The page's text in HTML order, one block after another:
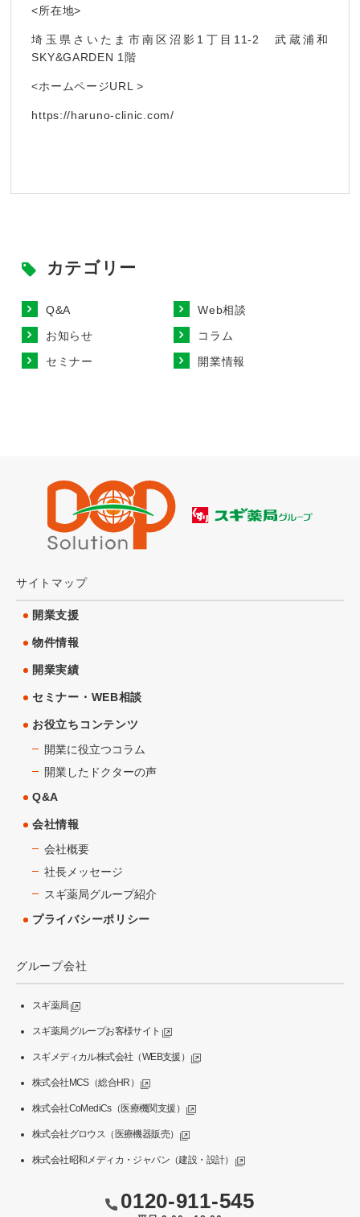
<所在地>
埼玉県さいたま市南区沼影1丁目11-2 武蔵浦和
SKY&GARDEN 1階
<ホームページURL >
https://haruno-clinic.com/
カテゴリー
Q&A
Web相談
お知らせ
コラム
セミナー
開業情報
サイトマップ
開業支援
物件情報
開業実績
セミナー・WEB相談
お役立ちコンテンツ
開業に役立つコラム
開業したドクターの声
Q&A
会社情報
会社概要
社長メッセージ
スギ薬局グループ紹介
プライバシーポリシー
グループ会社
スギ薬局
スギ薬局グループお客様サイト
スギメディカル株式会社（WEB支援）
株式会社MCS（総合HR）
株式会社CoMediCs（医療機関支援）
株式会社グロウス（医療機器販売）
株式会社昭和メディカ・ジャパン（建設・設計）
0120-911-545